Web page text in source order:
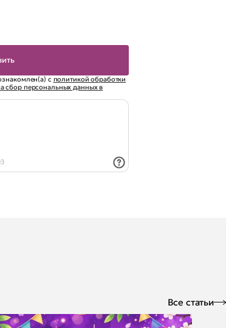
с политикой обработки
сбор персональных данных в
Все статьи